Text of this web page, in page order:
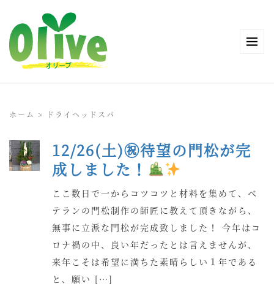
ホーム > ドライヘッドスパ
12/26(土)㊗待望の門松が完
成しました！
ここ数日で一からコツコツと材料を集めて、ベ
テランの門松制作の師匠に教えて頂きながら、
無事に立派な門松が完成致しました！ 今年はコ
ロナ禍の中、良い年だったとは言えませんが、
来年こそは希望に満ちた素晴らしい１年である
と、願い […]